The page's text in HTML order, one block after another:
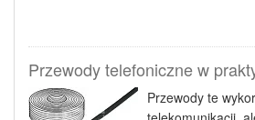
Przewody telefoniczne w
Przewody te